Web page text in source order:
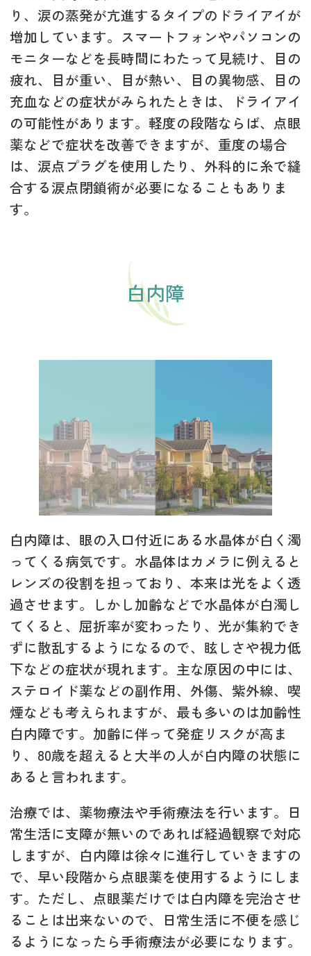
り、涙の蒸発が亢進するタイプのドライアイが
増加しています。スマートフォンやパソコンの
モニターなどを長時間にわたって見続け、目の
疲れ、目が重い、目が熱い、目の異物感、目の
充血などの症状がみられたときは、ドライアイ
の可能性があります。軽度の段階ならば、点眼
薬などで症状を改善できますが、重度の場合
は、涙点プラグを使用したり、外科的に糸で縫
合する涙点閉鎖術が必要になることもありま
す。
白内障
白内障は、眼の入口付近にある水晶体が白く濁
ってくる病気です。水晶体はカメラに例えると
レンズの役割を担っており、本来は光をよく透
過させます。しかし加齢などで水晶体が白濁し
てくると、屈折率が変わったり、光が集約でき
ずに散乱するようになるので、眩しさや視力低
下などの症状が現れます。主な原因の中には、
ステロイド薬などの副作用、外傷、紫外線、喫
煙なども考えられますが、最も多いのは加齢性
白内障です。加齢に伴って発症リスクが高ま
り、80歳を超えると大半の人が白内障の状態に
あると言われます。
治療では、薬物療法や手術療法を行います。日
常生活に支障が無いのであれば経過観察で対応
しますが、白内障は徐々に進行していきますの
で、早い段階から点眼薬を使用するようにしま
す。ただし、点眼薬だけでは白内障を完治させ
ることは出来ないので、日常生活に不便を感じ
るようになったら手術療法が必要になります。